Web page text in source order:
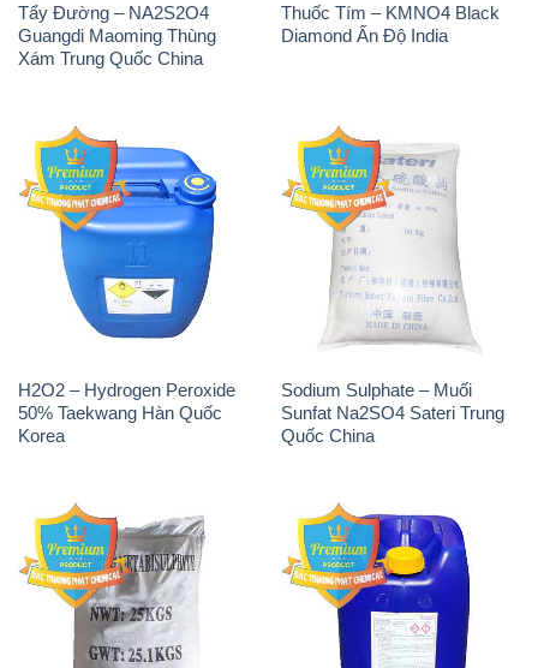
Tẩy Đường – NA2S2O4
Guangdi Maoming Thùng
Xám Trung Quốc China
Thuốc Tím – KMNO4 Black
Diamond Ấn Độ India
H2O2 – Hydrogen Peroxide
50% Taekwang Hàn Quốc
Korea
Sodium Sulphate – Muối
Sunfat Na2SO4 Sateri Trung
Quốc China